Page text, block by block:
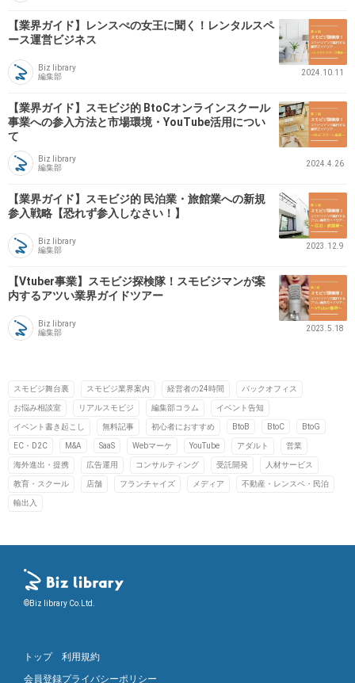
【業界ガイド】レンスぺの女王に聞く！レンタルスペ
ース運営ビジネス
Biz library
編集部
2024.10.11
【業界ガイド】スモビジ的 BtoCオンラインスクール
事業への参入方法と市場環境・YouTube活用につい
て
Biz library
編集部
2024.4.26
【業界ガイド】スモビジ的 民泊業・旅館業への新規
参入戦略【恐れず参入しなさい！】
Biz library
編集部
2023.12.9
【Vtuber事業】スモビジ探検隊！スモビジマンが案
内するアツい業界ガイドツアー
Biz library
編集部
2023.5.18
スモビジ舞台裏 スモビジ業界案内 経営者の24時間 バックオフィス
お悩み相談室 リアルスモビジ 編集部コラム イベント告知
イベント書き起こし 無料記事 初心者におすすめ BtoB BtoC BtoG
EC・D2C M&A SaaS Webマーケ YouTube アダルト 営業
海外進出・提携 広告運用 コンサルティング 受託開発 人材サービス
教育・スクール 店舗 フランチャイズ メディア 不動産・レンスペ・民泊
輸出入
©Biz library Co.Ltd.
トップ
会員登録
利用規約
プライバシーポリシー